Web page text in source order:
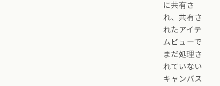
に共有さ
れ、共有さ
れたアイテ
ムビューで
まだ処理さ
れていない
キャンバス